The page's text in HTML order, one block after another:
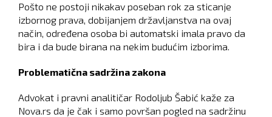
Pošto ne postoji nikakav poseban rok za sticanje
izbornog prava, dobijanjem državljanstva na ovaj
način, određena osoba bi automatski imala pravo da
bira i da bude birana na nekim budućim izborima.
Problematična sadržina zakona
Advokat i pravni analitičar Rodoljub Šabić kaže za
Nova.rs da je čak i samo površan pogled na sadržinu